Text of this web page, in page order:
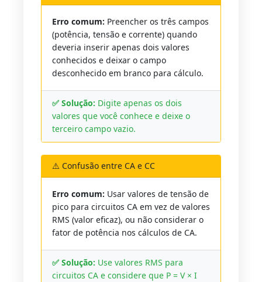
Erro comum: Preencher os três campos
(potência, tensão e corrente) quando
deveria inserir apenas dois valores
conhecidos e deixar o campo
desconhecido em branco para cálculo.
✅ Solução: Digite apenas os dois
valores que você conhece e deixe o
terceiro campo vazio.
⚠️ Confusão entre CA e CC
Erro comum: Usar valores de tensão de
pico para circuitos CA em vez de valores
RMS (valor eficaz), ou não considerar o
fator de potência nos cálculos de CA.
✅ Solução: Use valores RMS para
circuitos CA e considere que P = V × I